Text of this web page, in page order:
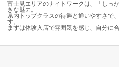
富士見エリアのナイトワークは、「しっ
きな魅力。
県内トップクラスの待遇と通いやすさで
す。
まずは体験入店で雰囲気を感じ、自分に